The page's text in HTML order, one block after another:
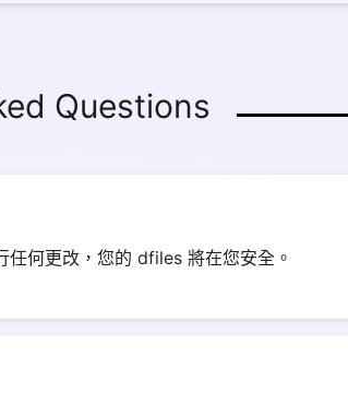
Questions
何更改，您的 dfiles 將在您安全。